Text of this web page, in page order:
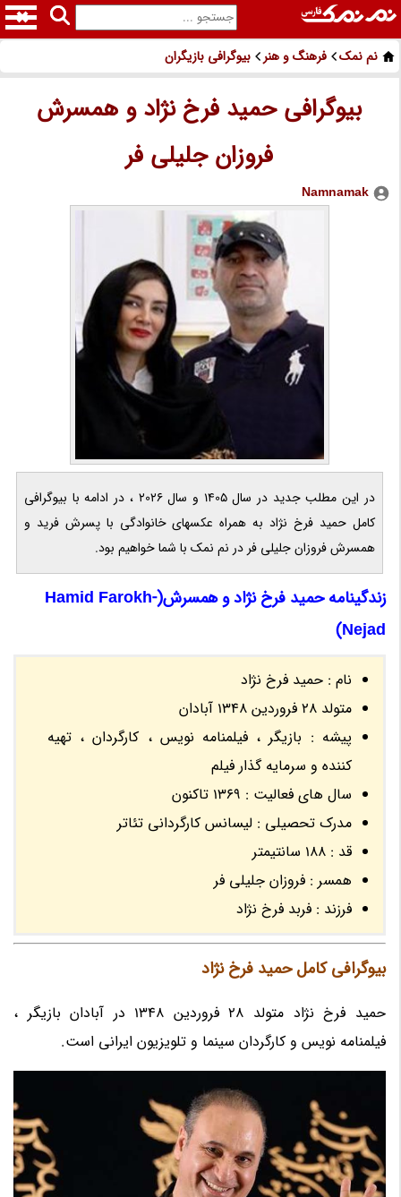
نم نمک فرهنگ و هنر بیوگرافی بازیگران
بیوگرافی حمید فرخ نژاد و همسرش
فروزان جلیلی فر
Namnamak
در این مطلب جدید در سال 1405 و سال 2026 ، در ادامه با بیوگرافی
کامل حمید فرخ نژاد به همراه عکسهای خانوادگی با پسرش فرید و
همسرش فروزان جلیلی فر در نم نمک با شما خواهیم بود.
زندگینامه حمید فرخ نژاد و همسرش(Hamid Farokh-
Nejad)
نام : حمید فرخ نژاد
متولد 28 فروردین 1348 آبادان
پیشه : بازیگر ، فیلمنامه نویس ، کارگردان ، تهیه
کننده و سرمایه گذار فیلم
سال های فعالیت : 1369 تاکنون
مدرک تحصیلی : لیسانس کارگردانی تئاتر
قد : 188 سانتیمتر
همسر : فروزان جلیلی فر
فرزند : فربد فرخ نژاد
بیوگرافی کامل حمید فرخ نژاد
حمید فرخ نژاد متولد 28 فروردین 1348 در آبادان بازیگر ،
فیلمنامه نویس و کارگردان سینما و تلویزیون ایرانی است.